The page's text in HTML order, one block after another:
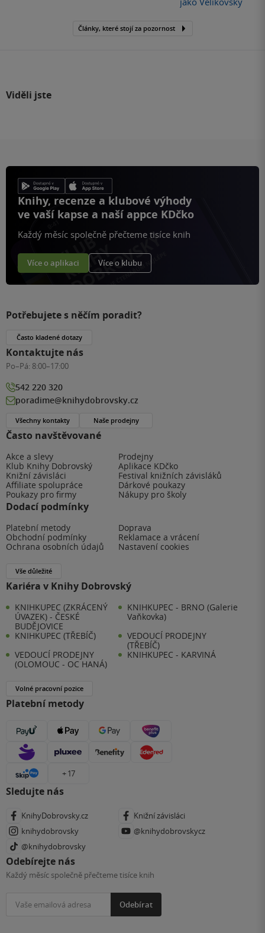
Články, které stojí za pozornost
Viděli jste
Knihy, recenze a klubové výhody
ve vaší kapse a naší appce KDčko
Každý měsíc společně přečteme tisíce knih
Více o aplikaci Více o klubu
Často navštěvované
Akce a slevy
Prodejny
Klub Knihy Dobrovský
Aplikace KDčko
Knižní závisláci
Festival knižních závisláků
Affiliate spolupráce
Dárkové poukazy
Poukazy pro firmy
Nákupy pro školy
Dodací podmínky
Platební metody
Doprava
Obchodní podmínky
Reklamace a vrácení
Ochrana osobních údajů
Nastavení cookies
Vše důležité
Kariéra v Knihy Dobrovský
KNIHKUPEC (ZKRÁCENÝ
ÚVAZEK) - ČESKÉ
BUDĚJOVICE
KNIHKUPEC - BRNO (Galerie
Vaňkovka)
KNIHKUPEC (TŘEBÍČ)
VEDOUCÍ PRODEJNY
(TŘEBÍČ)
VEDOUCÍ PRODEJNY
(OLOMOUC - OC HANÁ)
KNIHKUPEC - KARVINÁ
Volné pracovní pozice
Platební metody
+ 17
Sledujte nás
KnihyDobrovsky.cz
Knižní závisláci
knihydobrovsky
@knihydobrovskycz
@knihydobrovsky
Odebírejte nás
Každý měsíc společně přečteme tisíce knih
Odebírat
Potřebujete s něčím poradit?
Často kladené dotazy
Kontaktujte nás
Po–Pá: 8:00–17:00
542 220 320
poradime@knihydobrovsky.cz
Všechny kontakty Naše prodejny